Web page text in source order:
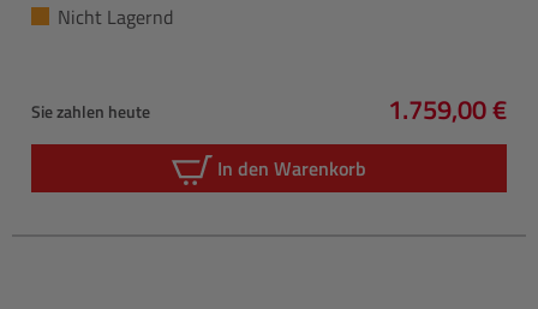
Nicht Lagernd
Sie zahlen heute
Regulärer
1.759,00 €
In den Warenkorb